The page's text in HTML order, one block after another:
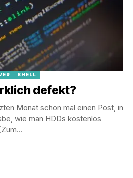
SHELL
defekt?
Monat schon mal einen Post, in
wie man HDDs kostenlos